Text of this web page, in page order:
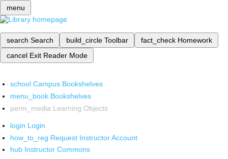
menu
search Search build_circle Toolbar fact_check Homework
cancel Exit Reader Mode
school Campus Bookshelves
menu_book Bookshelves
perm_media Learning Objects
login Login
how_to_reg Request Instructor Account
hub Instructor Commons